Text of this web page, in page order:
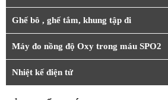
Ghế bô , ghế tắm, khung tập đi
Máy đo nồng độ Oxy trong máu SPO2
Nhiệt kế điện tử